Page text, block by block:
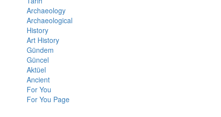
Archaeology
Archaeological
History
Art History
Gündem
Güncel
Aktüel
Ancient
For You
For You Page